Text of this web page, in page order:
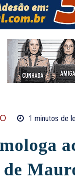
1 minutos de
de